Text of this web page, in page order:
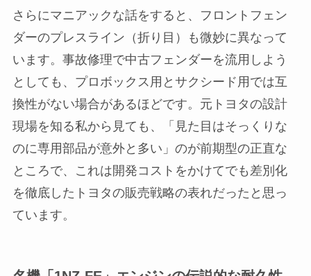
さらにマニアックな話をすると、フロントフェン
ダーのプレスライン（折り目）も微妙に異なって
います。事故修理で中古フェンダーを流用しよう
としても、プロボックス用とサクシード用では互
換性がない場合があるほどです。元トヨタの設計
現場を知る私から見ても、「見た目はそっくりな
のに専用部品が意外と多い」のが前期型の正直な
ところで、これは開発コストをかけてでも差別化
を徹底したトヨタの販売戦略の表れだったと思っ
ています。